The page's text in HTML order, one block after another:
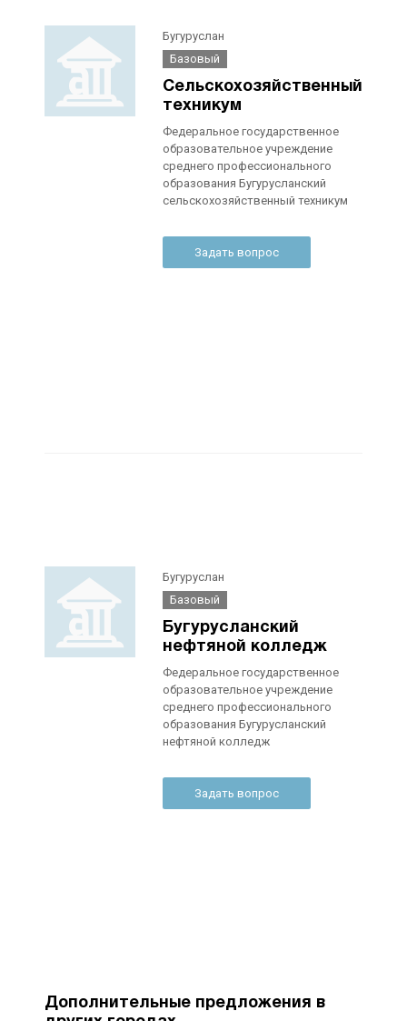
Бугуруслан
Базовый
Сельскохозяйственный
техникум
Федеральное государственное
образовательное учреждение
среднего профессионального
образования Бугурусланский
сельскохозяйственный техникум
Задать вопрос
Бугуруслан
Базовый
Бугурусланский
нефтяной колледж
Федеральное государственное
образовательное учреждение
среднего профессионального
образования Бугурусланский
нефтяной колледж
Задать вопрос
Дополнительные предложения в